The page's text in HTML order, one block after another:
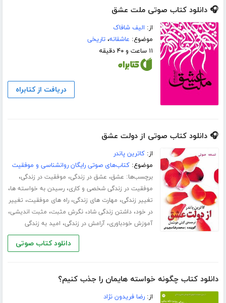
🎧 دانلود کتاب صوتی ملت عشق
از: الیف شافاک
موضوع: عاشقانه،تاریخی
۱۱ ساعت و ۴۰ دقیقه
دریافت از کتابراه
🎧 دانلود کتاب صوتی از دولت عشق
از:کاترین پاندر
موضوع:کتاب‌های صوتی رایگان روانشناسی و موفقیت
برچسب‌ها: عشق، عشق در زندگی، موفقیت در زندگی،
موفقیت در زندگی شخصی و کاری،رسیدن به خواسته ها،
تغییر زندگی، مهارت های زندگی،راه های موفقیت، تغییر
در خود،داشتن زندگی شاد،نگرش مثبت، مثبت اندیشی،
آموزش خودباوری،آرامش در زندگی، امید به زندگی
دانلود کتاب صوتی
دانلود کتاب چگونه خواسته هایمان را جذب کنیم؟
از:رضا فریدون نژاد